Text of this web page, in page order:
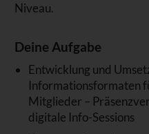
Niveau.
Deine Aufgabe
Entwicklung und
Informationsformaten
Mitglieder –
digitale Info-Sessions